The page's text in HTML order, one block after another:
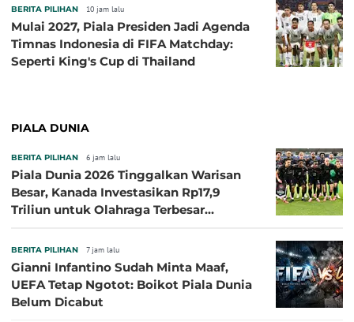
BERITA PILIHAN 10 jam lalu
Mulai 2027, Piala Presiden Jadi Agenda
Timnas Indonesia di FIFA Matchday:
Seperti King's Cup di Thailand
PIALA DUNIA
BERITA PILIHAN 6 jam lalu
Piala Dunia 2026 Tinggalkan Warisan
Besar, Kanada Investasikan Rp17,9
Triliun untuk Olahraga Terbesar
BERITA PILIHAN 7 jam lalu
Gianni Infantino Sudah Minta Maaf,
UEFA Tetap Ngotot: Boikot Piala Dunia
Belum Dicabut